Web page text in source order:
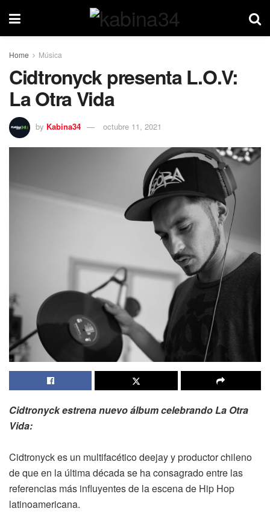
Home Música
Cidtronyck presenta L.O.V:
La Otra Vida
by Kabina34 octubre 11, 2021
Cidtronyck estrena nuevo álbum celebrando La Otra
Vida:
Cidtronyck es un multifacético deejay y productor chileno
de que en la última década se ha consagrado entre las
referencias más influyentes de la escena de Hip Hop
latinoamericana.